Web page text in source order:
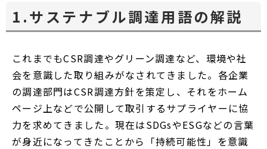
1.サステナブル調達用語の解説
これまでもCSR調達やグリーン調達など、環境や社
会を意識した取り組みがなされてきました。各企業
の調達部門はCSR調達方針を策定し、それをホーム
ページ上などで公開して取引するサプライヤーに協
力を求めてきました。現在はSDGsやESGなどの言葉
が身近になってきたことから「持続可能性」を意識